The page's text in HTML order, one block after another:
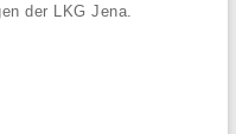
der LKG Jena.